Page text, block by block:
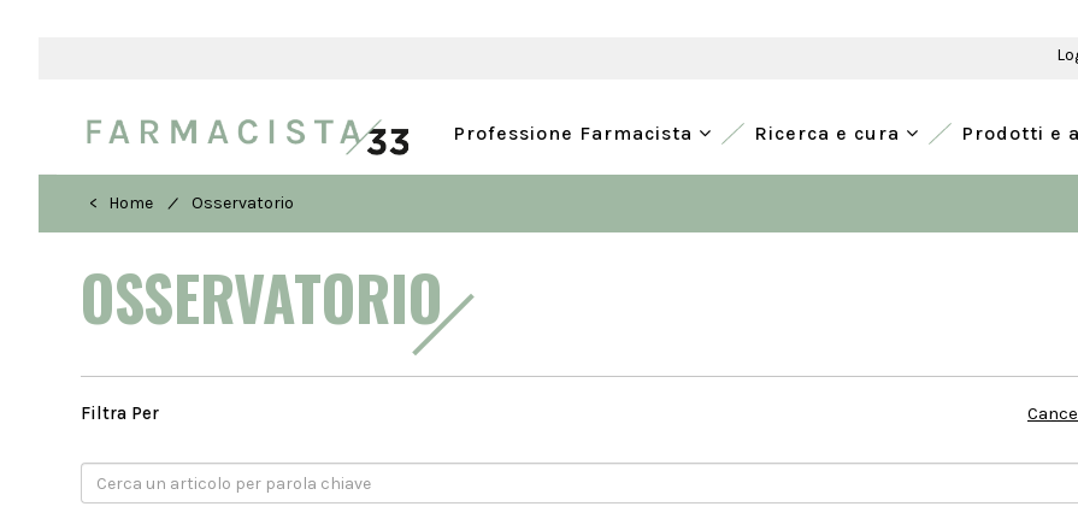
Professione Farmacista Ricerca e cura Prodotti e
< Home / Osservatorio
OSSERVATORIO
Filtra Per